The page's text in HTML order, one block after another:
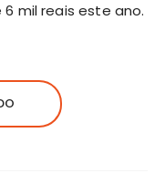
mil reais este ano.